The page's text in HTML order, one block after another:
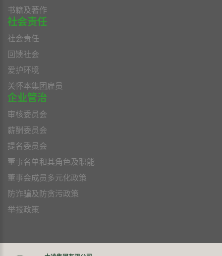
书籍及著作
社会责任
社会责任
回馈社会
爱护环境
关怀本集团雇员
企业管治
审核委员会
薪酬委员会
提名委员会
董事名单和其角色及职能
董事会成员多元化政策
防诈骗及防贪污政策
举报政策